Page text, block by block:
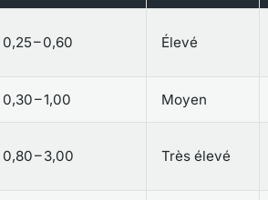
0,25 – 0,60 Élevé
0,30 – 1,00 Moyen
0,80 – 3,00 Très élevé